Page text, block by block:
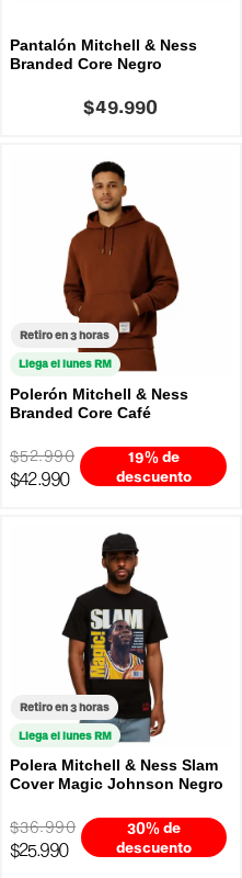
Pantalón Mitchell & Ness
Branded Core Negro
$49.990
Retiro en 3 horas
Llega el lunes RM
Polerón Mitchell & Ness
Branded Core Café
$52.990
$42.990
19% de
descuento
Retiro en 3 horas
Llega el lunes RM
Polera Mitchell & Ness Slam
Cover Magic Johnson Negro
$36.990
$25.990
30% de
descuento